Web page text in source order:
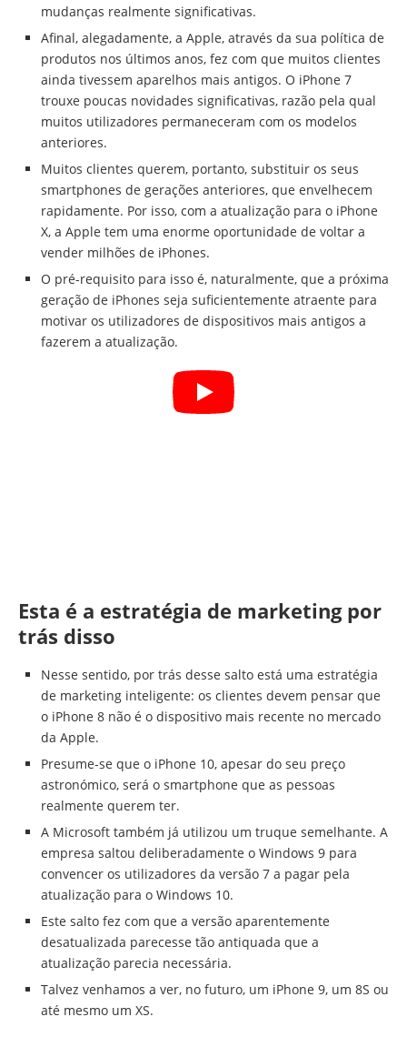
mudanças realmente significativas.
Afinal, alegadamente, a Apple, através da sua política de
produtos nos últimos anos, fez com que muitos clientes
ainda tivessem aparelhos mais antigos. O iPhone 7
trouxe poucas novidades significativas, razão pela qual
muitos utilizadores permaneceram com os modelos
anteriores.
Muitos clientes querem, portanto, substituir os seus
smartphones de gerações anteriores, que envelhecem
rapidamente. Por isso, com a atualização para o iPhone
X, a Apple tem uma enorme oportunidade de voltar a
vender milhões de iPhones.
O pré-requisito para isso é, naturalmente, que a próxima
geração de iPhones seja suficientemente atraente para
motivar os utilizadores de dispositivos mais antigos a
fazerem a atualização.
Esta é a estratégia de marketing por
trás disso
Nesse sentido, por trás desse salto está uma estratégia
de marketing inteligente: os clientes devem pensar que
o iPhone 8 não é o dispositivo mais recente no mercado
da Apple.
Presume-se que o iPhone 10, apesar do seu preço
astronómico, será o smartphone que as pessoas
realmente querem ter.
A Microsoft também já utilizou um truque semelhante. A
empresa saltou deliberadamente o Windows 9 para
convencer os utilizadores da versão 7 a pagar pela
atualização para o Windows 10.
Este salto fez com que a versão aparentemente
desatualizada parecesse tão antiquada que a
atualização parecia necessária.
Talvez venhamos a ver, no futuro, um iPhone 9, um 8S ou
até mesmo um XS.